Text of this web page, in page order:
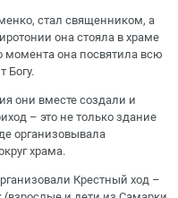
стал священником, а
она стояла в храме
момента она посвятила всю
Богу.
они вместе создали и
– это не только здание
организовывала
храма.
Крестный ход –